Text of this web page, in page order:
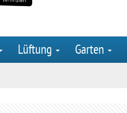
Lüftung Garten